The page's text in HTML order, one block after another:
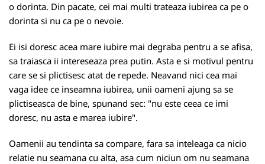
o dorinta. Din pacate, cei mai multi trateaza iubirea ca pe o
dorinta si nu ca pe o nevoie.
Ei isi doresc acea mare iubire mai degraba pentru a se afisa,
sa traiasca ii intereseaza prea putin. Asta e si motivul pentru
care se si plictisesc atat de repede. Neavand nici cea mai
vaga idee ce inseamna iubirea, unii oameni ajung sa se
plictiseasca de bine, spunand sec: "nu este ceea ce imi
doresc, nu asta e marea iubire".
Oamenii au tendinta sa compare, fara sa inteleaga ca nicio
relatie nu seamana cu alta, asa cum niciun om nu seamana